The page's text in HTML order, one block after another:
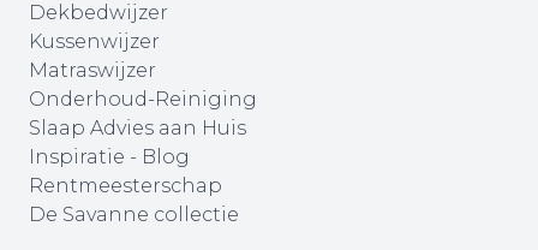
Dekbedwijzer
Kussenwijzer
Matraswijzer
Onderhoud-Reiniging
Slaap Advies aan Huis
Inspiratie - Blog
Rentmeesterschap
De Savanne collectie